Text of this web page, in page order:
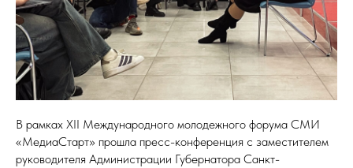
В рамках XII Международного молодежного форума СМИ
«МедиаСтарт» прошла пресс-конференция с заместителем
руководителя Администрации Губернатора Санкт-